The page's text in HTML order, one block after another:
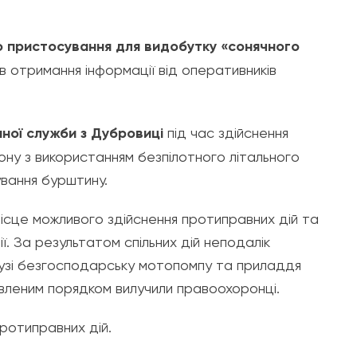
пристосування для видобутку «сонячного
інформації від оперативників
служби з Дубровиці під час здійснення
з використанням безпілотного літального
бурштину.
можливого здійснення протиправних дій та
За результатом спільних дій неподалік
безгосподарську мотопомпу та приладдя
порядком вилучили правоохоронці.
дій.